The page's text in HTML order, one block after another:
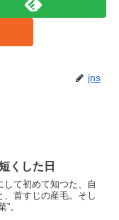
jns
くした日
して初めて知つた、自
、首すじの産毛。そし
。